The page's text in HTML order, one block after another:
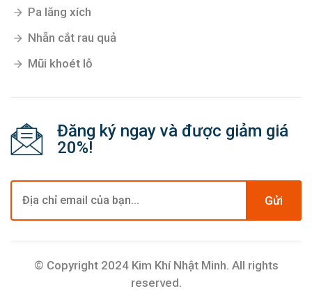
Pa lăng xích
Nhẵn cắt rau quả
Mũi khoét lỗ
Đăng ký ngay và được giảm giá
20%!
Gửi
© Copyright 2024 Kim Khí Nhật Minh. All rights
reserved.